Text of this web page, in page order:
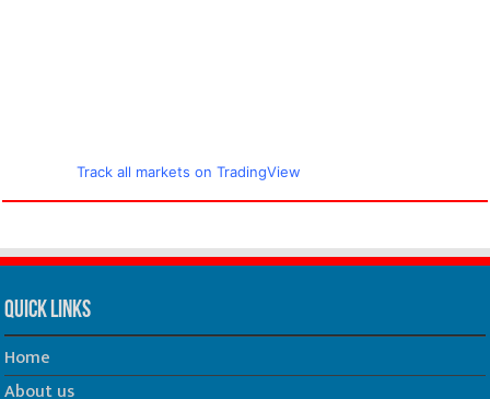
Track all markets on TradingView
Quick Links
Home
About us